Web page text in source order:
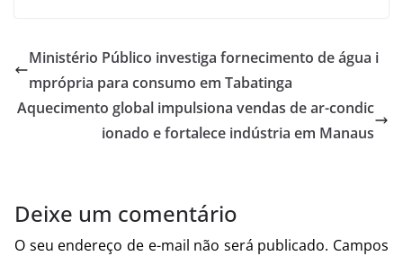
Ministério Público investiga fornecimento de água i
mprópria para consumo em Tabatinga
Aquecimento global impulsiona vendas de ar-condic
ionado e fortalece indústria em Manaus
Deixe um comentário
O seu endereço de e-mail não será publicado. Campos